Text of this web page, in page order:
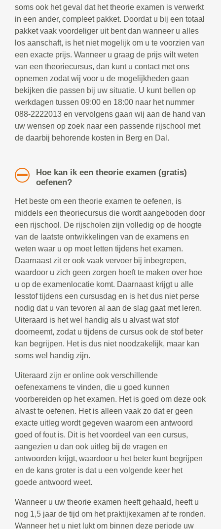
soms ook het geval dat het theorie examen is verwerkt
in een ander, compleet pakket. Doordat u bij een totaal
pakket vaak voordeliger uit bent dan wanneer u alles
los aanschaft, is het niet mogelijk om u te voorzien van
een exacte prijs. Wanneer u graag de prijs wilt weten
van een theoriecursus, dan kunt u contact met ons
opnemen zodat wij voor u de mogelijkheden gaan
bekijken die passen bij uw situatie. U kunt bellen op
werkdagen tussen 09:00 en 18:00 naar het nummer
088-2222013 en vervolgens gaan wij aan de hand van
uw wensen op zoek naar een passende rijschool met
de daarbij behorende kosten in Berg en Dal.
Hoe kan ik een theorie examen (gratis)
oefenen?
Het beste om een theorie examen te oefenen, is
middels een theoriecursus die wordt aangeboden door
een rijschool. De rijscholen zijn volledig op de hoogte
van de laatste ontwikkelingen van de examens en
weten waar u op moet letten tijdens het examen.
Daarnaast zit er ook vaak vervoer bij inbegrepen,
waardoor u zich geen zorgen hoeft te maken over hoe
u op de examenlocatie komt. Daarnaast krijgt u alle
lesstof tijdens een cursusdag en is het dus niet perse
nodig dat u van tevoren al aan de slag gaat met leren.
Uiteraard is het wel handig als u alvast wat stof
doorneemt, zodat u tijdens de cursus ook de stof beter
kan begrijpen. Het is dus niet noodzakelijk, maar kan
soms wel handig zijn.
Uiteraard zijn er online ook verschillende
oefenexamens te vinden, die u goed kunnen
voorbereiden op het examen. Het is goed om deze ook
alvast te oefenen. Het is alleen vaak zo dat er geen
exacte uitleg wordt gegeven waarom een antwoord
goed of fout is. Dit is het voordeel van een cursus,
aangezien u dan ook uitleg bij de vragen en
antwoorden krijgt, waardoor u het beter kunt begrijpen
en de kans groter is dat u een volgende keer het
goede antwoord weet.
Wanneer u uw theorie examen heeft gehaald, heeft u
nog 1,5 jaar de tijd om het praktijkexamen af te ronden.
Wanneer het u niet lukt om binnen deze periode uw